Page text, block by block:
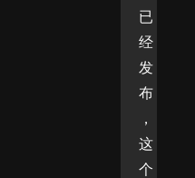
已
经
发
布
，
这
个